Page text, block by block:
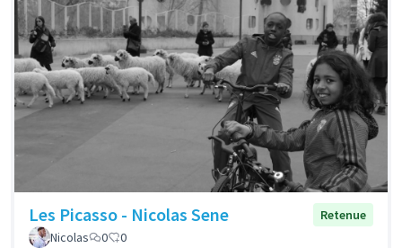
Les Picasso - Nicolas Sene
Retenue
Nicolas
0 0